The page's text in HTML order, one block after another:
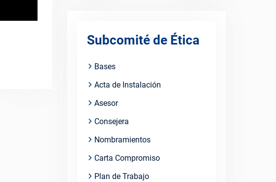
Subcomité de Ética
Bases
Acta de Instalación
Asesor
Consejera
Nombramientos
Carta Compromiso
Plan de Trabajo